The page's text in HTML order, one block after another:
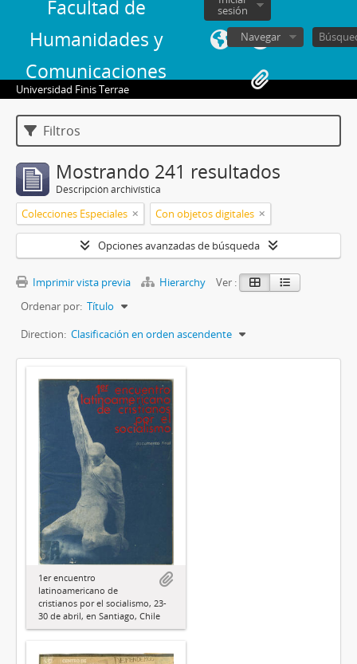
Facultad de
Humanidades y
Comunicaciones
sesión
Navegar
Universidad Finis Terrae
Filtros
Mostrando 241 resultados
Descripción archivística
Colecciones Especiales Con objetos digitales
Opciones avanzadas de búsqueda
Imprimir vista previa Hierarchy
Ver :
Ordenar por: Título
Direction: Clasificación en orden ascendente
1er encuentro
latinoamericano de
cristianos por el socialismo, 23-
30 de abril, en Santiago, Chile